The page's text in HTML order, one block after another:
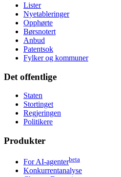
Lister
Nyetableringer
Opphørte
Børsnotert
Anbud
Patentsok
Fylker og kommuner
Det offentlige
Staten
Stortinget
Regjeringen
Politikere
Produkter
For AI-agenterbeta
Konkurrentanalyse